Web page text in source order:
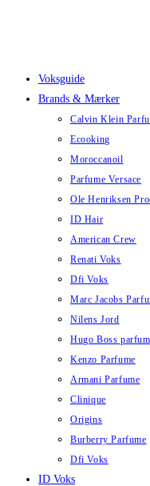
Voksguide
Brands & Mærker
Calvin Klein
Ecooking
Moroccanoil
Parfume Versace
Ole Henriksen
ID Hair
American Crew
Renati Voks
Dfi Voks
Marc Jacobs
Nilens Jord
Hugo Boss
Kenzo Parfume
Armani Parfume
Clinique
Origins
Burberry Parfume
Dfi Voks
ID Voks